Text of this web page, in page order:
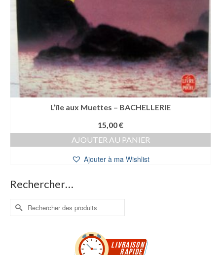
L’île aux Muettes – BACHELLERIE
15,00€
AJOUTER AU PANIER
Ajouter à ma Wishlist
Rechercher…
Rechercher :